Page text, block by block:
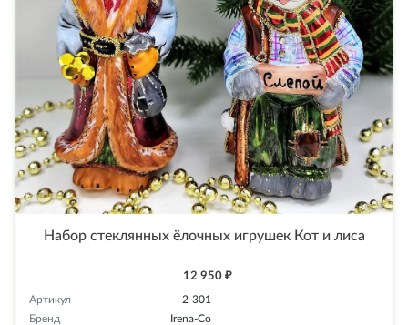
Набор стеклянных ёлочных игрушек Кот и лиса
12 950 ₽
Артикул
2-301
Бренд
Irena-Co